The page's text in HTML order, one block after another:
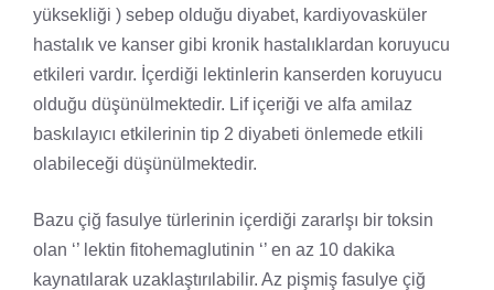
yüksekliği ) sebep olduğu diyabet, kardiyovasküler
hastalık ve kanser gibi kronik hastalıklardan koruyucu
etkileri vardır. İçerdiği lektinlerin kanserden koruyucu
olduğu düşünülmektedir. Lif içeriği ve alfa amilaz
baskılayıcı etkilerinin tip 2 diyabeti önlemede etkili
olabileceği düşünülmektedir.
Bazu çiğ fasulye türlerinin içerdiği zararlşı bir toksin
olan ‘’ lektin fitohemaglutinin ‘’ en az 10 dakika
kaynatılarak uzaklaştırılabilir. Az pişmiş fasulye çiğ